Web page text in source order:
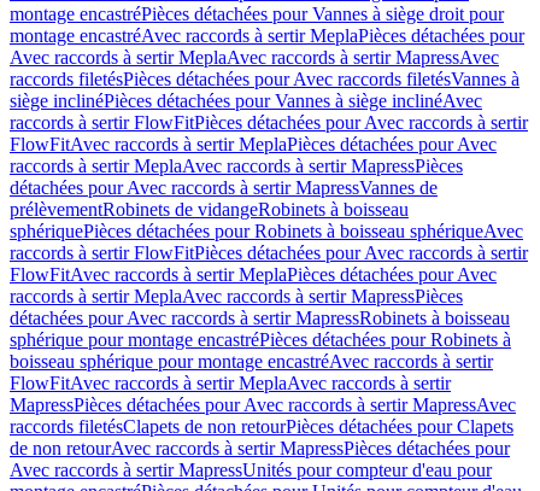
montage encastréPièces détachées pour Vannes à siège droit pour
montage encastréAvec raccords à sertir MeplaPièces détachées pour
Avec raccords à sertir MeplaAvec raccords à sertir MapressAvec
raccords filetésPièces détachées pour Avec raccords filetésVannes à
siège inclinéPièces détachées pour Vannes à siège inclinéAvec
raccords à sertir FlowFitPièces détachées pour Avec raccords à sertir
FlowFitAvec raccords à sertir MeplaPièces détachées pour Avec
raccords à sertir MeplaAvec raccords à sertir MapressPièces
détachées pour Avec raccords à sertir MapressVannes de
prélèvementRobinets de vidangeRobinets à boisseau
sphériquePièces détachées pour Robinets à boisseau sphériqueAvec
raccords à sertir FlowFitPièces détachées pour Avec raccords à sertir
FlowFitAvec raccords à sertir MeplaPièces détachées pour Avec
raccords à sertir MeplaAvec raccords à sertir MapressPièces
détachées pour Avec raccords à sertir MapressRobinets à boisseau
sphérique pour montage encastréPièces détachées pour Robinets à
boisseau sphérique pour montage encastréAvec raccords à sertir
FlowFitAvec raccords à sertir MeplaAvec raccords à sertir
MapressPièces détachées pour Avec raccords à sertir MapressAvec
raccords filetésClapets de non retourPièces détachées pour Clapets
de non retourAvec raccords à sertir MapressPièces détachées pour
Avec raccords à sertir MapressUnités pour compteur d'eau pour